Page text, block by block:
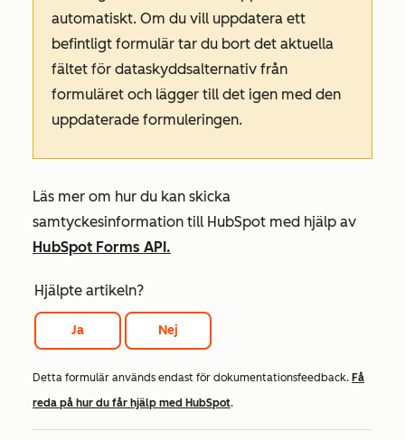
automatiskt. Om du vill uppdatera ett
befintligt formulär tar du bort det aktuella
fältet för dataskyddsalternativ från
formuläret och lägger till det igen med den
uppdaterade formuleringen.
Läs mer om hur du kan skicka
samtyckesinformation till HubSpot med hjälp av
HubSpot Forms API.
Hjälpte artikeln?
Ja Nej
Detta formulär används endast för dokumentationsfeedback. Få
reda på hur du får hjälp med HubSpot.